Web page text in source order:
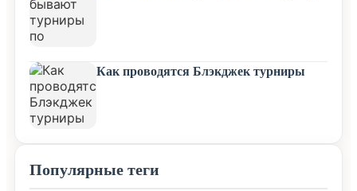
Как проводятся Блэкджек турниры
Популярные теги